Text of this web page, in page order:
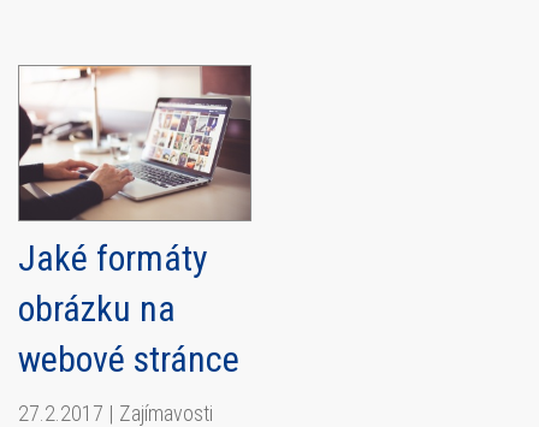
Jaké formáty
obrázku na
webové stránce
27.2.2017 | Zajímavosti